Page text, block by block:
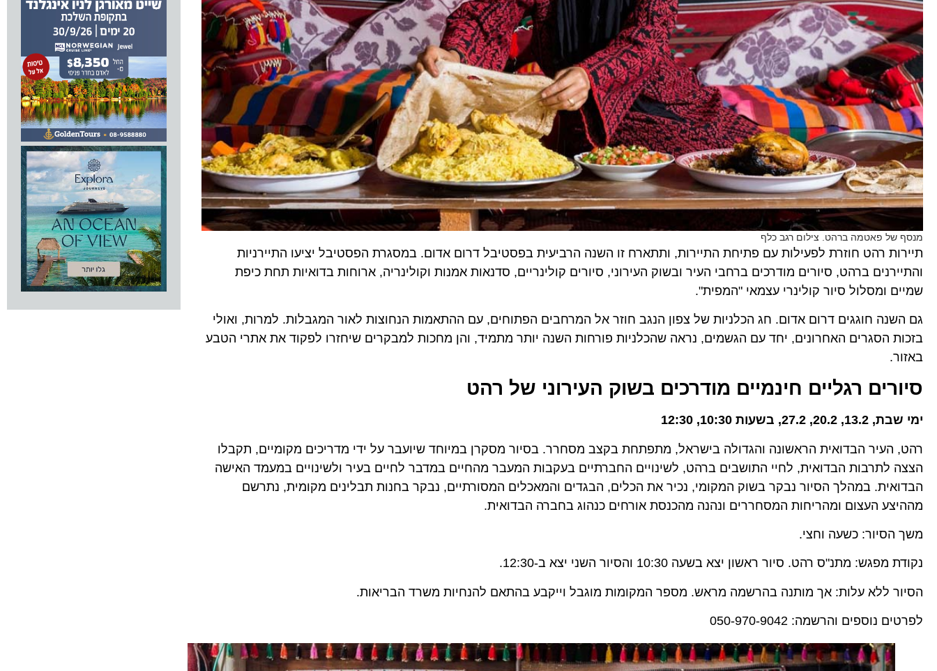
מנסף של פאטמה ברהט. צילום רגב כלף
תיירות רהט חוזרת לפעילות עם פתיחת התיירות, ותתארח זו השנה הרביעית בפסטיבל דרום אדום. במסגרת הפסטיבל יציעו התיירניות
והתיירנים ברהט, סיורים מודרכים ברחבי העיר ובשוק העירוני, סיורים קולינריים, סדנאות אמנות וקולינריה, ארוחות בדואיות תחת כיפת
שמיים ומסלול סיור קולינרי עצמאי "המפית".
גם השנה חוגגים דרום אדום. חג הכלניות של צפון הנגב חוזר אל המרחבים הפתוחים, עם ההתאמות הנחוצות לאור המגבלות. למרות, ואולי
בזכות הסגרים האחרונים, יחד עם הגשמים, נראה שהכלניות פורחות השנה יותר מתמיד, והן מחכות למבקרים שיחזרו לפקוד את אתרי הטבע
באזור.
סיורים רגליים חינמיים מודרכים בשוק העירוני של רהט
ימי שבת, 13.2, 20.2, 27.2, בשעות 10:30, 12:30
רהט, העיר הבדואית הראשונה והגדולה בישראל, מתפתחת בקצב מסחרר. בסיור מסקרן במיוחד שיועבר על ידי מדריכים מקומיים, תקבלו
הצצה לתרבות הבדואית, לחיי התושבים ברהט, לשינויים החברתיים בעקבות המעבר מהחיים במדבר לחיים בעיר ולשינויים במעמד האישה
הבדואית. במהלך הסיור נבקר בשוק המקומי, נכיר את הכלים, הבגדים והמאכלים המסורתיים, נבקר בחנות תבלינים מקומית, נתרשם
מההיצע העצום ומהריחות המסחררים ונהנה מהכנסת אורחים כנהוג בחברה הבדואית.
משך הסיור: כשעה וחצי.
נקודת מפגש: מתנ"ס רהט. סיור ראשון יצא בשעה 10:30 והסיור השני יצא ב-12:30.
הסיור ללא עלות: אך מותנה בהרשמה מראש. מספר המקומות מוגבל וייקבע בהתאם להנחיות משרד הבריאות.
לפרטים נוספים והרשמה: 050-970-9042